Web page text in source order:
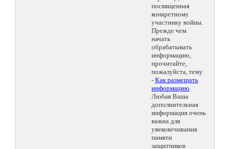
посвященная
конкретному
участнику войны.
Прежде чем
начать
обрабатывать
информацию,
прочитайте,
пожалуйста, тему
- Как размещать
информацию.
Любая Ваша
дополнительная
информация очень
важна для
увековечивания
памяти
защитников